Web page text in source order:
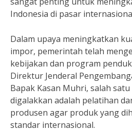
Indonesia di pasar
Dalam upaya meningkatkan
impor, pemerintah telah
kebijakan dan program
Direktur Jenderal
Bapak Kasan Muhri, salah
digalakkan adalah pelatihan
produsen agar produk yang
standar internasional.